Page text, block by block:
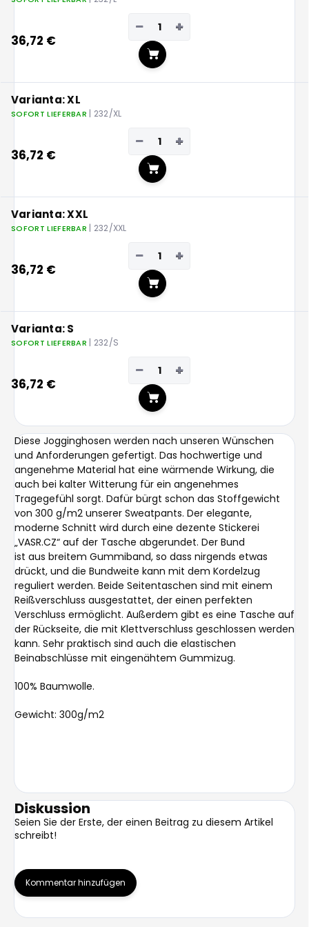
36,72 €
+
−
In den Warenkorb
Varianta: XL
SOFORT LIEFERBAR | 232/XL
36,72 €
+
−
In den Warenkorb
Varianta: XXL
SOFORT LIEFERBAR | 232/XXL
36,72 €
+
−
In den Warenkorb
Varianta: S
SOFORT LIEFERBAR | 232/S
36,72 €
+
−
In den Warenkorb
Diese Jogginghosen werden nach unseren Wünschen
und Anforderungen gefertigt. Das hochwertige und
angenehme Material hat eine wärmende Wirkung, die
auch bei kalter Witterung für ein angenehmes
Tragegefühl sorgt. Dafür bürgt schon das Stoffgewicht
von 300 g/m2 unserer Sweatpants. Der elegante,
moderne Schnitt wird durch eine dezente Stickerei
„VASR.CZ“ auf der Tasche abgerundet. Der Bund
ist aus breitem Gummiband, so dass nirgends etwas
drückt, und die Bundweite kann mit dem Kordelzug
reguliert werden. Beide Seitentaschen sind mit einem
Reißverschluss ausgestattet, der einen perfekten
Verschluss ermöglicht. Außerdem gibt es eine Tasche auf
der Rückseite, die mit Klettverschluss geschlossen werden
kann. Sehr praktisch sind auch die elastischen
Beinabschlüsse mit eingenähtem Gummizug.
100% Baumwolle.
Gewicht: 300g/m2
Diskussion
Seien Sie der Erste, der einen Beitrag zu diesem Artikel
schreibt!
Kommentar hinzufügen